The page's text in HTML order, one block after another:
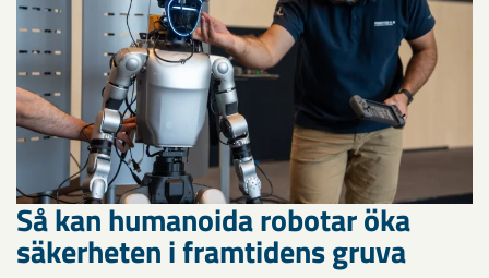
Så kan humanoida robotar öka
säkerheten i framtidens gruva